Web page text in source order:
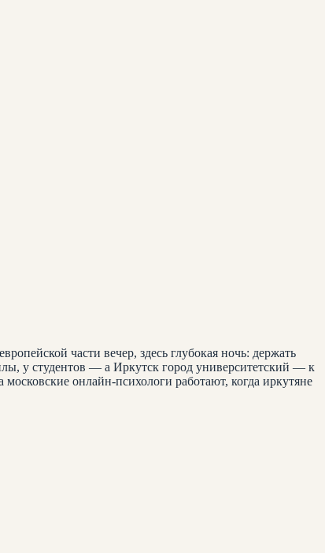
части вечер, здесь глубокая ночь: держать
у студентов — а Иркутск город университетский — к
онлайн-психологи работают, когда иркутяне